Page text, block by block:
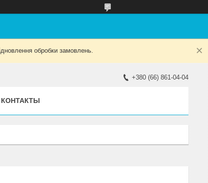
обробки замовлень.
+380 (66) 861-04-04
КОНТАКТЫ